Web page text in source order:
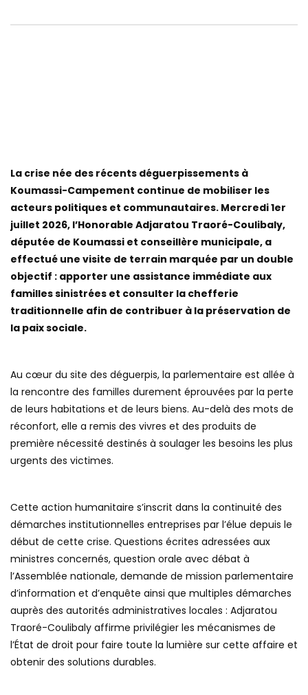
La crise née des récents déguerpissements à
Koumassi-Campement continue de mobiliser les
acteurs politiques et communautaires. Mercredi 1er
juillet 2026, l’Honorable Adjaratou Traoré-Coulibaly,
députée de Koumassi et conseillère municipale, a
effectué une visite de terrain marquée par un double
objectif : apporter une assistance immédiate aux
familles sinistrées et consulter la chefferie
traditionnelle afin de contribuer à la préservation de
la paix sociale.
Au cœur du site des déguerpis, la parlementaire est allée à
la rencontre des familles durement éprouvées par la perte
de leurs habitations et de leurs biens. Au-delà des mots de
réconfort, elle a remis des vivres et des produits de
première nécessité destinés à soulager les besoins les plus
urgents des victimes.
Cette action humanitaire s’inscrit dans la continuité des
démarches institutionnelles entreprises par l’élue depuis le
début de cette crise. Questions écrites adressées aux
ministres concernés, question orale avec débat à
l’Assemblée nationale, demande de mission parlementaire
d’information et d’enquête ainsi que multiples démarches
auprès des autorités administratives locales : Adjaratou
Traoré-Coulibaly affirme privilégier les mécanismes de
l’État de droit pour faire toute la lumière sur cette affaire et
obtenir des solutions durables.